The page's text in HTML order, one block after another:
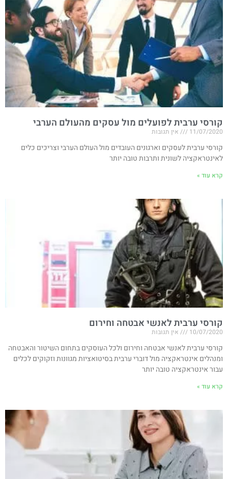
קורסי ערבית לפועלים מול עסקים מהעולם הערבי
11/07/2020 אין תגובות
קורסי ערבית לעסקים וארגונים העובדים מול העולם הערבי וצריכים כלים
לאינטראקציה לשונית ותרבות טובה יותר
קרא עוד »
קורסי ערבית לאנשי אבטחה וחירום
10/07/2020 אין תגובות
קורסי ערבית לאנשי אבטחה וחירום ולכל העוסקים בתחום השיטור והאבטחה
ומנהלים אינטראקציה מול דוברי ערבית בסיטואציות מגוונות וזקוקים לכלים
עבור אינטראקציה טובה יותר
קרא עוד »